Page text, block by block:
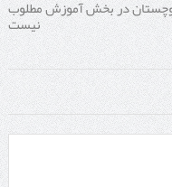
در بخش آموزش مطلوب
نیست